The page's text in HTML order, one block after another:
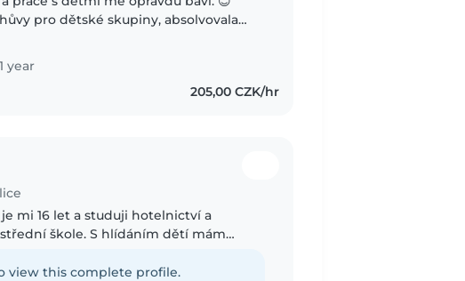
pro dětské skupiny, absolvovala
year
205,00 CZK/hr
mi 16 let a studuji hotelnictví a
škole. S hlídáním dětí mám
view this complete profile.